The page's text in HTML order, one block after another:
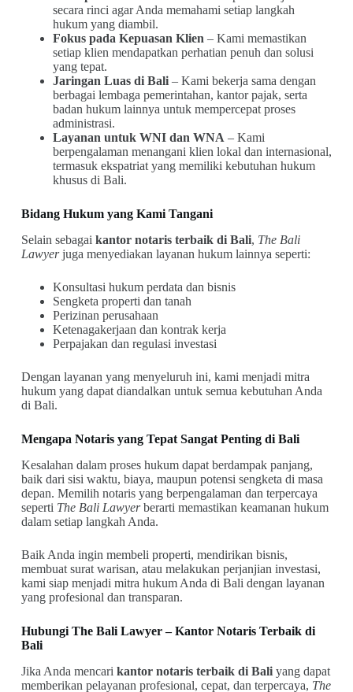
secara rinci agar Anda memahami setiap langkah
hukum yang diambil.
Fokus pada Kepuasan Klien – Kami memastikan
setiap klien mendapatkan perhatian penuh dan solusi
yang tepat.
Jaringan Luas di Bali– Kami bekerja sama dengan
berbagai lembaga pemerintahan, kantor pajak, serta
badan hukum lainnya untuk mempercepat proses
administrasi.
Layanan untuk WNI dan WNA – Kami
berpengalaman menangani klien lokal dan internasional,
termasuk ekspatriat yang memiliki kebutuhan hukum
khusus di Bali.
Bidang Hukum yang Kami Tangani
Selain sebagai kantor notaris terbaik di Bali, The Bali
Lawyerjuga menyediakan layanan hukum lainnya seperti:
Konsultasi hukum perdata dan bisnis
Sengketa properti dan tanah
Perizinan perusahaan
Ketenagakerjaan dan kontrak kerja
Perpajakan dan regulasi investasi
Dengan layanan yang menyeluruh ini, kami menjadi mitra
hukum yang dapat diandalkan untuk semua kebutuhan Anda
di Bali.
Mengapa Notaris yang Tepat Sangat Penting di Bali
Kesalahan dalam proses hukum dapat berdampak panjang,
baik dari sisi waktu, biaya, maupun potensi sengketa di masa
depan. Memilih notaris yang berpengalaman dan terpercaya
seperti The Bali Lawyerberarti memastikan keamanan hukum
dalam setiap langkah Anda.
Baik Anda ingin membeli properti, mendirikan bisnis,
membuat surat warisan, atau melakukan perjanjian investasi,
kami siap menjadi mitra hukum Anda di Bali dengan layanan
yang profesional dan transparan.
Hubungi The Bali Lawyer – Kantor Notaris Terbaik di
Bali
Jika Anda mencari kantor notaris terbaik di Baliyang dapat
memberikan pelayanan profesional, cepat, dan terpercaya, The